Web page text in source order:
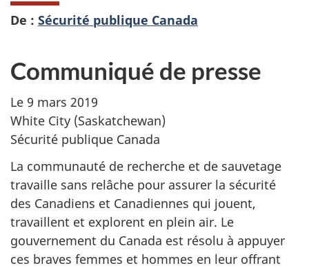
De : Sécurité publique Canada
Communiqué de presse
Le 9 mars 2019
White City (Saskatchewan)
Sécurité publique Canada
La communauté de recherche et de sauvetage
travaille sans relâche pour assurer la sécurité
des Canadiens et Canadiennes qui jouent,
travaillent et explorent en plein air. Le
gouvernement du Canada est résolu à appuyer
ces braves femmes et hommes en leur offrant